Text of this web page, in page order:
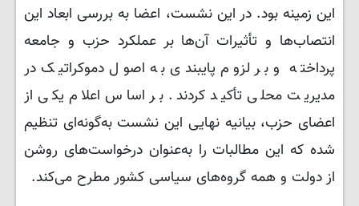
این زمینه بود. در این نشست، اعضا به بررسی ابعاد این
انتصاب‌ها و تأثیرات آن‌ها بر عملکرد حزب و جامعه
پرداخته و بر لزوم پایبندی به اصول دموکراتیک در
مدیریت محلی تأکید کردند. بر اساس اعلام یکی از
اعضای حزب، بیانیه‌ نهایی این نشست به‌گونه‌ای تنظیم
شده که این مطالبات را به‌عنوان درخواست‌های روشن
از دولت و همه گروه‌های سیاسی کشور مطرح می‌کند.